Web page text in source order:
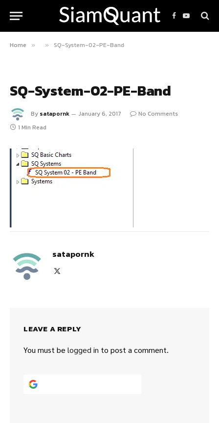
Facebook
YouTube
Home » » SQ-System-02-PE-Band
SQ-System-02-PE-Band
By satapornk January 6, 2017
No Comments
1 Min Read
satapornk
LEAVE A REPLY
You must be logged in to post a comment.